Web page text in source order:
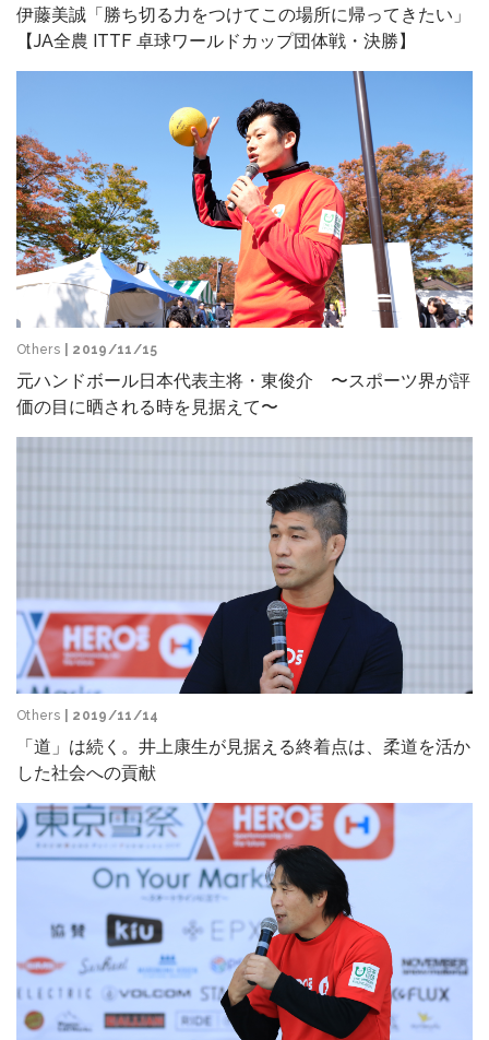
伊藤美誠「勝ち切る力をつけてこの場所に帰ってきたい」
【JA全農 ITTF 卓球ワールドカップ団体戦・決勝】
Others | 2019/11/15
元ハンドボール日本代表主将・東俊介 〜スポーツ界が評
価の目に晒される時を見据えて〜
Others | 2019/11/14
「道」は続く。井上康生が見据える終着点は、柔道を活か
した社会への貢献